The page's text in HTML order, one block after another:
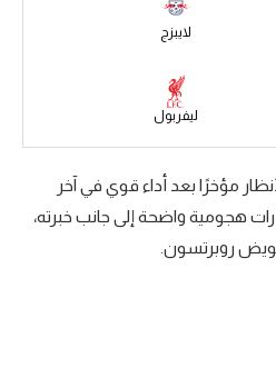
لايبزج
ليفربول
مؤخرًا بعد أداء قوي في آخر
هجومية واضحة إلى جانب خبرته،
روبرتسون.